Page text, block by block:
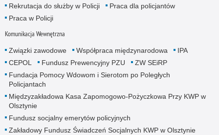
Rekrutacja do służby w Policji
Praca dla policjantów
Praca w Policji
Komunikacja Wewnętrzna
Związki zawodowe Współpraca międzynarodowa
IPA
CEPOL
Fundusz Prewencyjny PZU
ZW SEiRP
Fundacja Pomocy Wdowom i Sierotom po Poległych
Policjantach
Międzyzakładowa Kasa Zapomogowo-Pożyczkowa Przy KWP w
Olsztynie
Fundusz socjalny emerytów policyjnych
Zakładowy Fundusz Świadczeń Socjalnych KWP w Olsztynie